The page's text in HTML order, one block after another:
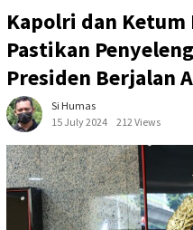
Kapolri dan Ketum
Pastikan
Presiden Berjalan
Si Humas
15 July 2024
212 Views